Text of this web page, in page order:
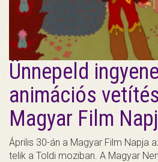
Ünnepeld
animációs
Magyar Film
Április 30-án a Magyar Film Napja
telik a Toldi moziban. A Magyar